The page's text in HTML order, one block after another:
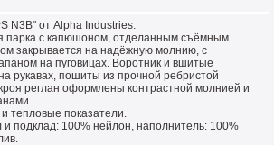
N3B" от Alpha Industries.
парка с капюшоном, отделанным съёмным
закрывается на надёжную молнию, с
на пуговицах. Воротник и вшитые
рукавах, пошиты из прочной ребристой
реглан оформлены контрастной молнией и
тепловые показатели.
подклад: 100% нейлон, наполнитель: 100%